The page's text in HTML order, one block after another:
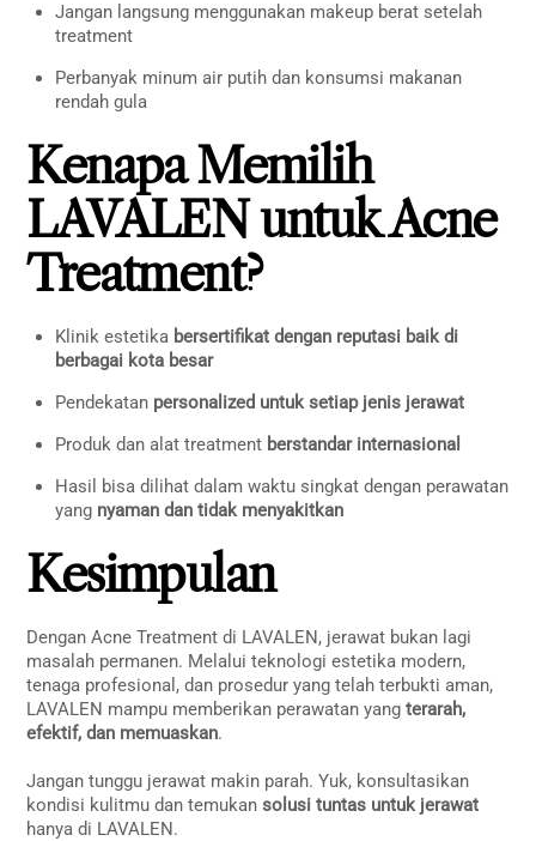
Jangan langsung menggunakan makeup berat setelah
treatment
Perbanyak minum air putih dan konsumsi makanan
rendah gula
Kenapa Memilih
LAVALEN untuk Acne
Treatment?
Klinik estetika bersertifikat dengan reputasi baik di
berbagai kota besar
Pendekatan personalized untuk setiap jenis jerawat
Produk dan alat treatment berstandar internasional
Hasil bisa dilihat dalam waktu singkat dengan perawatan
yang nyaman dan tidak menyakitkan
Kesimpulan
Dengan Acne Treatment di LAVALEN, jerawat bukan lagi
masalah permanen. Melalui teknologi estetika modern,
tenaga profesional, dan prosedur yang telah terbukti aman,
LAVALEN mampu memberikan perawatan yangterarah,
efektif, dan memuaskan.
Jangan tunggu jerawat makin parah. Yuk, konsultasikan
kondisi kulitmu dan temukansolusi tuntas untuk jerawat
hanya di LAVALEN.